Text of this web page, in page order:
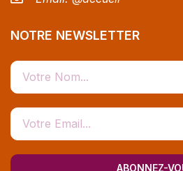
NOTRE NEWSLETTER
ABONNEZ-